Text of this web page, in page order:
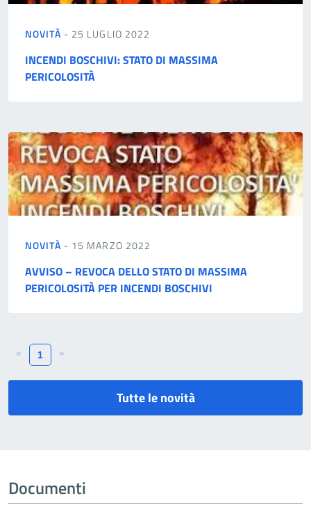
NOVITÀ - 25 LUGLIO 2022
INCENDI BOSCHIVI: STATO DI MASSIMA
PERICOLOSITÀ
NOVITÀ - 15 MARZO 2022
AVVISO – REVOCA DELLO STATO DI MASSIMA
PERICOLOSITÀ PER INCENDI BOSCHIVI
« 1 »
Tutte le novità
Documenti